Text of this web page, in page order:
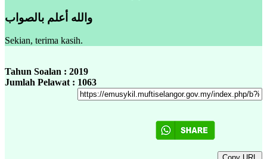
والله أعلم بالصواب
Sekian, terima kasih.
Tahun Soalan : 2019
Jumlah Pelawat : 1063